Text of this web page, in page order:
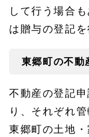
書の
作成
手続
1.
東郷
町の
相続
する
して行う場合
は贈与の登記を
東郷町の不動
不動産の登記
り、それぞれ
東郷町の土地